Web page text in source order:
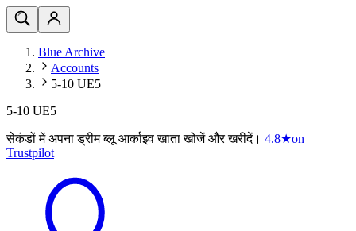
Blue Archive
Accounts
5-10 UE5
5-10 UE5
सेकंडों में अपना ड्रीम ब्लू आर्काइव खाता खोजें और खरीदें। 4.8★on
Trustpilot